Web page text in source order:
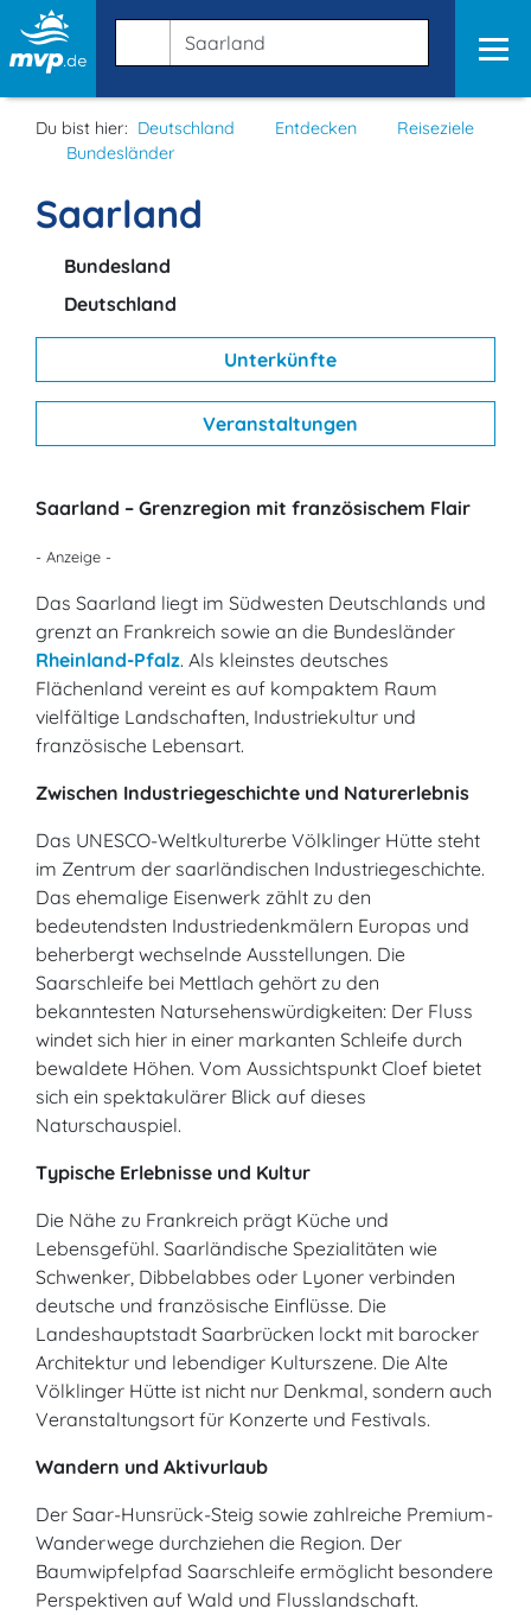
Du bist hier: Deutschland Entdecken
Reiseziele
Bundesländer
Saarland
Bundesland
Deutschland
Unterkünfte
Veranstaltungen
Saarland – Grenzregion mit französischem Flair
- Anzeige -
Das Saarland liegt im Südwesten Deutschlands und
grenzt an Frankreich sowie an die Bundesländer
Rheinland-Pfalz. Als kleinstes deutsches
Flächenland vereint es auf kompaktem Raum
vielfältige Landschaften, Industriekultur und
französische Lebensart.
Zwischen Industriegeschichte und Naturerlebnis
Das UNESCO-Weltkulturerbe Völklinger Hütte steht
im Zentrum der saarländischen Industriegeschichte.
Das ehemalige Eisenwerk zählt zu den
bedeutendsten Industriedenkmälern Europas und
beherbergt wechselnde Ausstellungen. Die
Saarschleife bei Mettlach gehört zu den
bekanntesten Natursehenswürdigkeiten: Der Fluss
windet sich hier in einer markanten Schleife durch
bewaldete Höhen. Vom Aussichtspunkt Cloef bietet
sich ein spektakulärer Blick auf dieses
Naturschauspiel.
Typische Erlebnisse und Kultur
Die Nähe zu Frankreich prägt Küche und
Lebensgefühl. Saarländische Spezialitäten wie
Schwenker, Dibbelabbes oder Lyoner verbinden
deutsche und französische Einflüsse. Die
Landeshauptstadt Saarbrücken lockt mit barocker
Architektur und lebendiger Kulturszene. Die Alte
Völklinger Hütte ist nicht nur Denkmal, sondern auch
Veranstaltungsort für Konzerte und Festivals.
Wandern und Aktivurlaub
Der Saar-Hunsrück-Steig sowie zahlreiche Premium-
Wanderwege durchziehen die Region. Der
Baumwipfelpfad Saarschleife ermöglicht besondere
Perspektiven auf Wald und Flusslandschaft.